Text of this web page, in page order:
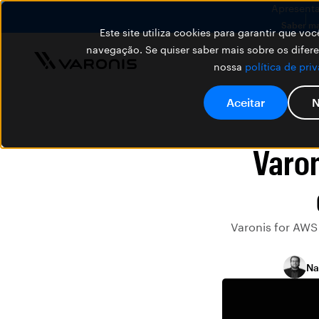
Este site utiliza cookies para garantir que
navegação. Se quiser saber mais sobre os
nossa política de
Aceitar
Saber
Varonis for